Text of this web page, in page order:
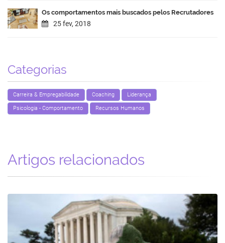
Os comportamentos mais buscados pelos Recrutadores
25 fev, 2018
Categorias
Carreira & Empregabilidade Coaching Liderança
Psicologia - Comportamento Recursos Humanos
Artigos relacionados